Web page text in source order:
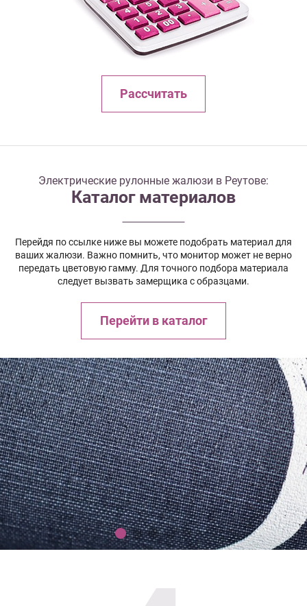
Рассчитать
Электрические рулонные жалюзи в Реутове:
Каталог материалов
Перейдя по ссылке ниже вы можете подобрать материал для
ваших жалюзи. Важно помнить, что монитор может не верно
передать цветовую гамму. Для точного подбора материала
следует вызвать замерщика с образцами.
Перейти в каталог